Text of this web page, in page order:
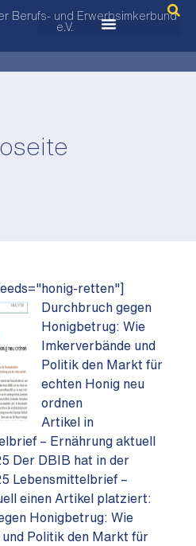
Berufs- und Erwerbsimkerbund
e.V.
retten"]
Durchbruch gegen
Honigbetrug: Wie
Imkerverbände und
Politik den Markt für
echten Honig neu
ordnen
Artikel in
– Ernährung aktuell
Der DBIB hat in der
Lebensmittelbrief –
einen Artikel platziert:
Honigbetrug: Wie
und Politik den Markt für